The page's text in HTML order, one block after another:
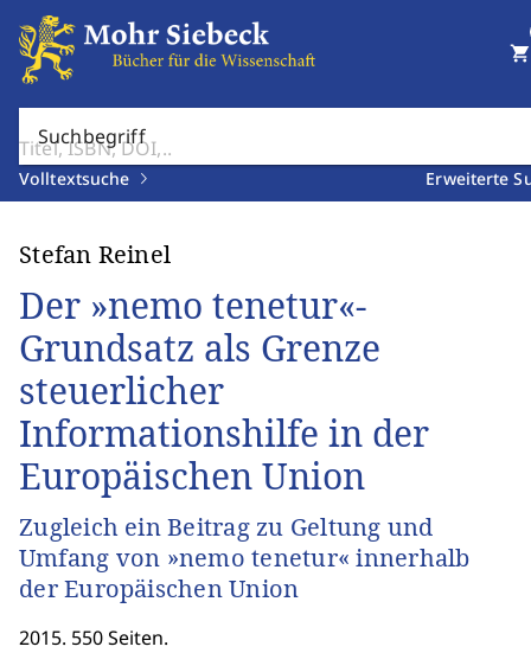
Suchbegriff
Volltextsuche Erweiterte
shopping_cart
Stefan Reinel
Der »nemo tenetur«-
Grundsatz als Grenze
steuerlicher
Informationshilfe in der
Europäischen Union
Zugleich ein Beitrag zu Geltung und
Umfang von »nemo tenetur« innerhalb
der Europäischen Union
2015. 550 Seiten.